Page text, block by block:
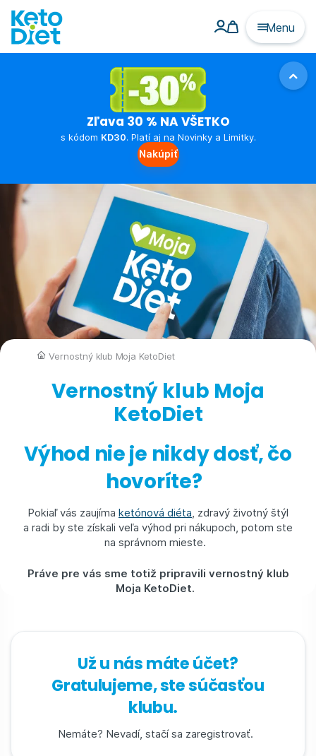
Menu
Zľava 30 % NA VŠETKO
s kódom KD30. Platí aj na Novinky a Limitky.
Nakúpiť
Vernostný klub Moja KetoDiet
Vernostný klub Moja
KetoDiet
Výhod nie je nikdy dosť, čo
hovoríte?
Pokiaľ vás zaujíma ketónová diéta, zdravý životný štýl
a radi by ste získali veľa výhod pri nákupoch, potom ste
na správnom mieste.
Práve pre vás sme totiž pripravili vernostný klub
Moja KetoDiet.
Už u nás máte účet?
Gratulujeme, ste súčasťou
klubu.
Nemáte? Nevadí, stačí sa zaregistrovať.